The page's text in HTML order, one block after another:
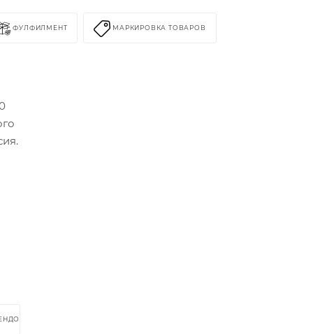
ФУЛФИЛМЕНТ МАРКИРОВКА ТОВАРОВ